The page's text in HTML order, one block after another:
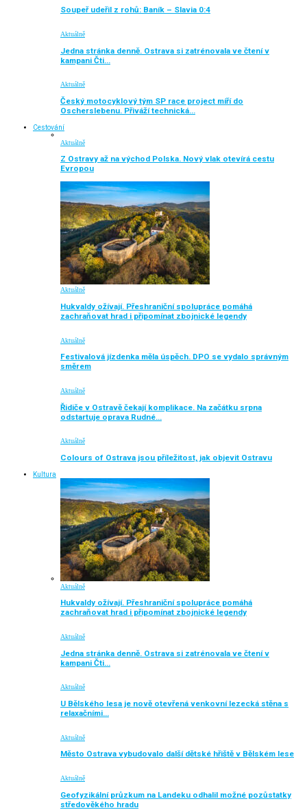
Soupeř udeřil z rohů: Baník – Slavia 0:4
Aktuálně
Jedna stránka denně. Ostrava si zatrénovala ve čtení v
kampani Čti…
Aktuálně
Český motocyklový tým SP race project míří do
Oscherslebenu. Přiváží technická…
Cestování
Aktuálně
Z Ostravy až na východ Polska. Nový vlak otevírá cestu
Evropou
Aktuálně
Hukvaldy ožívají. Přeshraniční spolupráce pomáhá
zachraňovat hrad i připomínat zbojnické legendy
Aktuálně
Festivalová jízdenka měla úspěch. DPO se vydalo správným
směrem
Aktuálně
Řidiče v Ostravě čekají komplikace. Na začátku srpna
odstartuje oprava Rudné…
Aktuálně
Colours of Ostrava jsou příležitost, jak objevit Ostravu
Kultura
Aktuálně
Hukvaldy ožívají. Přeshraniční spolupráce pomáhá
zachraňovat hrad i připomínat zbojnické legendy
Aktuálně
Jedna stránka denně. Ostrava si zatrénovala ve čtení v
kampani Čti…
Aktuálně
U Bělského lesa je nově otevřená venkovní lezecká stěna s
relaxačními…
Aktuálně
Město Ostrava vybudovalo další dětské hřiště v Bělském lese
Aktuálně
Geofyzikální průzkum na Landeku odhalil možné pozůstatky
středověkého hradu